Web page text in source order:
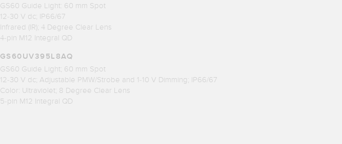
GS60 Guide Light: 60 mm Spot
12-30 V dc; IP66/67
Infrared (IR); 4 Degree Clear Lens
4-pin M12 Integral QD
GS60UV395L8AQ
GS60 Guide Light; 60 mm Spot
12-30 V dc; Adjustable PMW/Strobe and 1-10 V Dimming; IP66/67
Color: Ultraviolet; 8 Degree Clear Lens
5-pin M12 Integral QD